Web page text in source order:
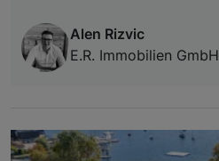
Alen Rizvic
E.R. Immobilien GmbH